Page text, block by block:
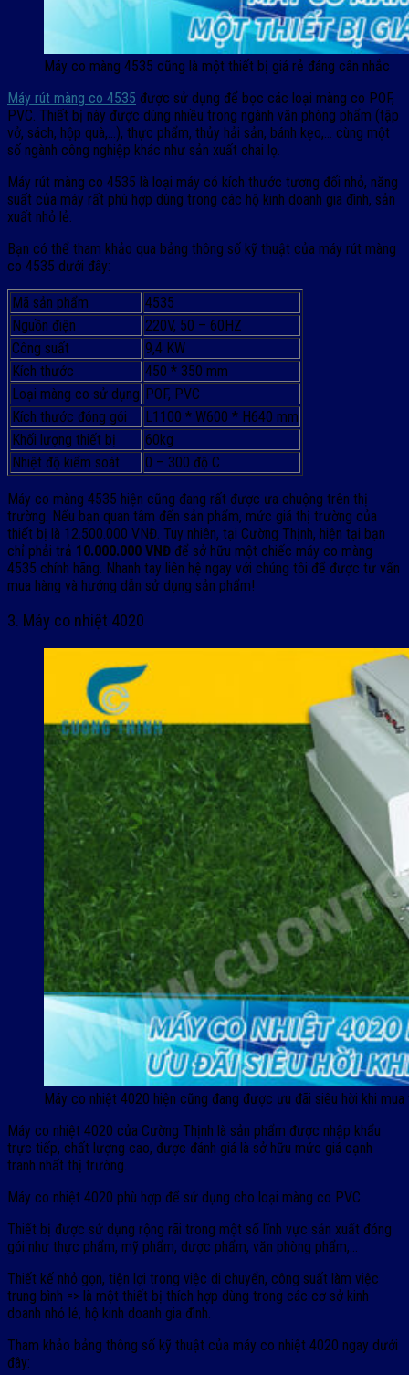
Máy co màng 4535 cũng là một thiết bị giá rẻ đáng cân nhắc
Máy rút màng co 4535 được sử dụng để bọc các loại màng co POF,
PVC. Thiết bị này được dùng nhiều trong ngành văn phòng phẩm (tập
vở, sách, hộp quà,…), thực phẩm, thủy hải sản, bánh kẹo,… cùng một
số ngành công nghiệp khác như sản xuất chai lọ.
Máy rút màng co 4535 là loại máy có kích thước tương đối nhỏ, năng
suất của máy rất phù hợp dùng trong các hộ kinh doanh gia đình, sản
xuất nhỏ lẻ.
Bạn có thể tham khảo qua bảng thông số kỹ thuật của máy rút màng
co 4535 dưới đây:
Mã sản phẩm
4535
Nguồn điện
220V, 50 – 60HZ
Công suất
9,4 KW
Kích thước
450 * 350 mm
Loại màng co sử dụng POF, PVC
Kích thước đóng gói
L1100 * W600 * H640 mm
Khối lượng thiết bị
60kg
Nhiệt độ kiểm soát
0 – 300 độ C
Máy co màng 4535 hiện cũng đang rất được ưa chuộng trên thị
trường. Nếu bạn quan tâm đến sản phẩm, mức giá thị trường của
thiết bị là 12.500.000 VNĐ. Tuy nhiên, tại Cường Thịnh, hiện tại bạn
chỉ phải trả 10.000.000 VNĐ để sở hữu một chiếc máy co màng
4535 chính hãng. Nhanh tay liên hệ ngay với chúng tôi để được tư vấn
mua hàng và hướng dẫn sử dụng sản phẩm!
3. Máy co nhiệt 4020
Máy co nhiệt 4020 hiện cũng đang được ưu đãi siêu hời khi
Máy co nhiệt 4020 của Cường Thịnh là sản phẩm được nhập khẩu
trực tiếp, chất lượng cao, được đánh giá là sở hữu mức giá cạnh
tranh nhất thị trường.
Máy co nhiệt 4020 phù hợp để sử dụng cho loại màng co PVC.
Thiết bị được sử dụng rộng rãi trong một số lĩnh vực sản xuất đóng
gói như thực phẩm, mỹ phẩm, dược phẩm, văn phòng phẩm,…
Thiết kế nhỏ gọn, tiện lợi trong việc di chuyển, công suất làm việc
trung bình => là một thiết bị thích hợp dùng trong các cơ sở kinh
doanh nhỏ lẻ, hộ kinh doanh gia đình.
Tham khảo bảng thông số kỹ thuật của máy co nhiệt 4020 ngay dưới
đây: